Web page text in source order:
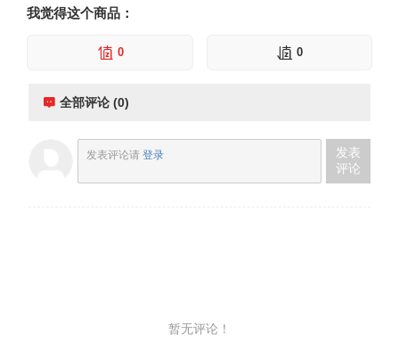
我觉得这个商品：
0 0
全部评论 (0)
发表评论请 登录
发表
评论
暂无评论！